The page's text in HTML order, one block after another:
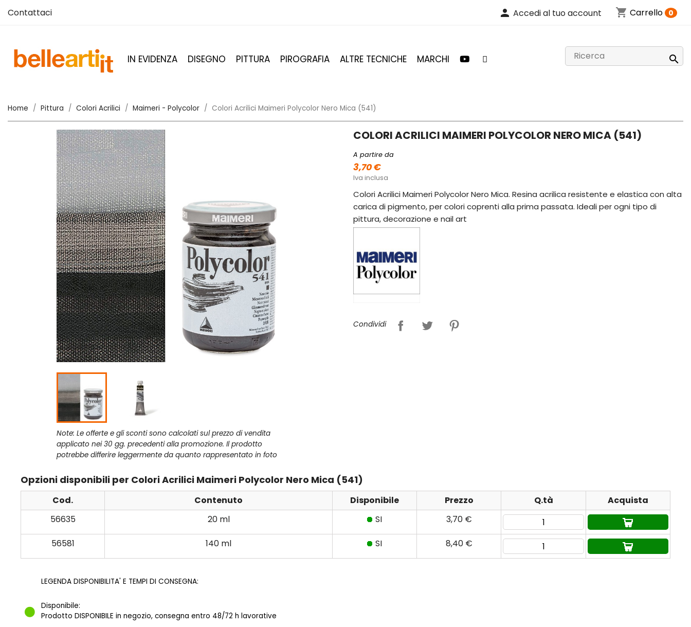
Contattaci person Accedi al tuo account shopping_cart Carrello 0
IN EVIDENZA DISEGNO PITTURA PIROGRAFIA ALTRE TECNICHE MARCHI 
Home Pittura Colori Acrilici Maimeri - Polycolor Colori Acrilici Maimeri Polycolor Nero Mica (541)
Note: Le offerte e gli sconti sono calcolati sul prezzo di vendita
applicato nei 30 gg. precedenti alla promozione. Il prodotto
potrebbe differire leggermente da quanto rappresentato in foto
COLORI ACRILICI MAIMERI POLYCOLOR NERO MICA (541)
A partire da
3,70 €
Iva inclusa
Colori Acrilici Maimeri Polycolor Nero Mica. Resina acrilica resistente e elastica con alta
carica di pigmento, per colori coprenti alla prima passata. Ideali per ogni tipo di
pittura, decorazione e nail art
Condividi
Opzioni disponibili per Colori Acrilici Maimeri Polycolor Nero Mica (541)
Cod. Contenuto Disponibile Prezzo Q.tà
Acquista
56635
20 ml SI 3,70 €
56581 140 ml SI 8,40 €
LEGENDA DISPONIBILITA' E TEMPI DI CONSEGNA:
Disponibile:
Prodotto DISPONIBILE in negozio, consegna entro 48/72 h lavorative